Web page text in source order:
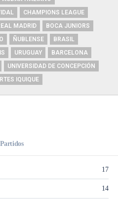
CHAMPIONS LEAGUE
MADRID
BOCA JUNIORS
ÑUBLENSE
BRASIL
URUGUAY
BARCELONA
UNIVERSIDAD DE CONCEPCIÓN
IQUIQUE